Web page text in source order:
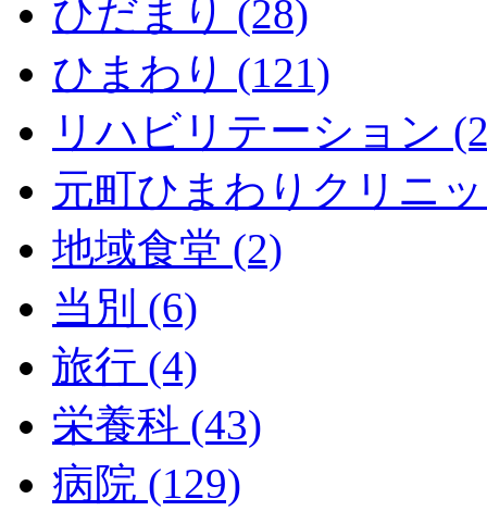
ひだまり (28)
ひまわり (121)
リハビリテーション
元町ひまわりクリニ
地域食堂 (2)
当別 (6)
旅行 (4)
栄養科 (43)
病院 (129)